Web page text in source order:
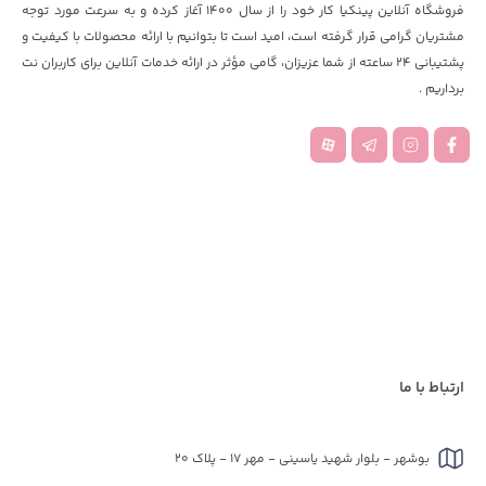
فروشگاه آنلاین پینکیا کار خود را از سال 1400 آغاز کرده و به سرعت مورد توجه
مشتریان گرامی قرار گرفته است، امید است تا بتوانیم با ارائه محصولات با کیفیت و
پشتیبانی 24 ساعته از شما عزیزان، گامی مؤثر در ارائه خدمات آنلاین برای کاربران نت
برداریم .
ارتباط با ما
بوشهر - بلوار شهید یاسینی - مهر 17 - پلاک 20